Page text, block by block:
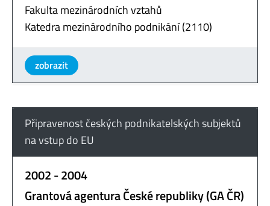
Fakulta mezinárodních vztahů
Katedra mezinárodního podnikání (2110)
zobrazit
Připravenost českých podnikatelských subjektů
na vstup do EU
2002 - 2004
Grantová agentura České republiky (GA ČR)